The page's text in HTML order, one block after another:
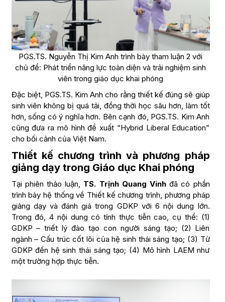
PGS.TS. Nguyễn Thị Kim Anh trình bày tham luận 2 với
chủ đề: Phát triển năng lực toàn diện và trải nghiệm sinh
viên trong giáo dục khai phóng
Đặc biệt, PGS.TS. Kim Anh cho rằng thiết kế đúng sẽ giúp
sinh viên không bị quá tải, đồng thời học sâu hơn, làm tốt
hơn, sống có ý nghĩa hơn. Bên cạnh đó, PGS.TS. Kim Anh
cũng đưa ra mô hình đề xuất “Hybrid Liberal Education”
cho bối cảnh của Việt Nam.
Thiết kế chương trình và phương pháp
giảng dạy trong Giáo dục Khai phóng
Tại phiên thảo luận, TS. Trịnh Quang Vinhđã có phần
trình bày hệ thống về Thiết kế chương trình, phương pháp
giảng dạy và đánh giá trong GDKP với 6 nội dung lớn.
Trong đó, 4 nội dung có tính thực tiễn cao, cụ thể: (1)
GDKP – triết lý đào tạo con người sáng tạo; (2) Liên
ngành – Cấu trúc cốt lõi của hệ sinh thái sáng tạo; (3) Từ
GDKP đến hệ sinh thái sáng tạo; (4) Mô hình LAEM như
một trường hợp thực tiễn.